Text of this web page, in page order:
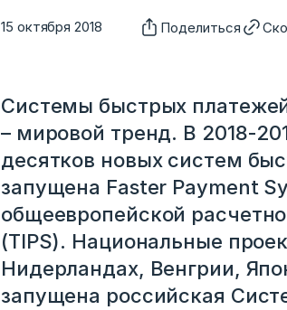
15 октября 2018 Поделиться
Системы быстрых
– мировой тренд. В 2018-
десятков новых систем
запущена Faster Payment
общеевропейской
(TIPS). Национальные
Нидерландах, Венгрии,
запущена российская